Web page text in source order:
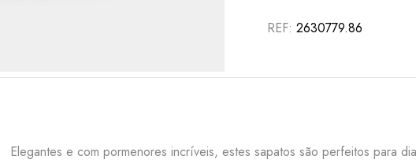
REF: 2630779.86
Elegantes e com pormenores incríveis, estes sapatos são perfeitos para